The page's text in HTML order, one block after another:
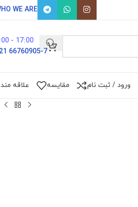
WE ARE
17:00 - 9:00
66760905-7 021
ورود / ثبت نام مقایسه علاقه